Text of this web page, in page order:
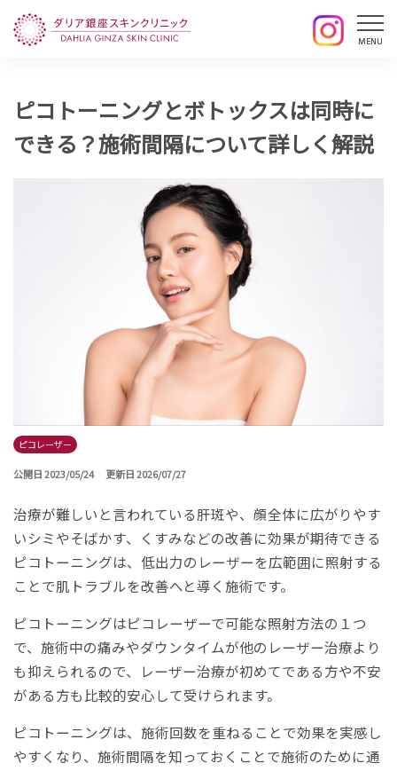
ピコトーニングとボトックスは同時に
できる？施術間隔について詳しく解説
ピコレーザー
公開日 2023/05/24 更新日 2026/07/27
治療が難しいと言われている肝斑や、顔全体に広がりやす
いシミやそばかす、くすみなどの改善に効果が期待できる
ピコトーニングは、低出力のレーザーを広範囲に照射する
ことで肌トラブルを改善へと導く施術です。
ピコトーニングはピコレーザーで可能な照射方法の１つ
で、施術中の痛みやダウンタイムが他のレーザー治療より
も抑えられるので、レーザー治療が初めてである方や不安
がある方も比較的安心して受けられます。
ピコトーニングは、施術回数を重ねることで効果を実感し
やすくなり、施術間隔を知っておくことで施術のために通